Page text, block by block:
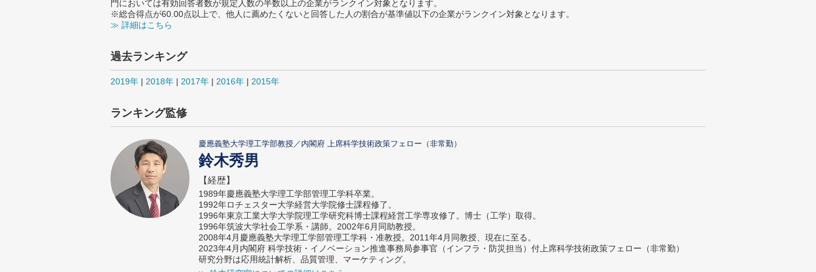
門においては有効回答者数が規定人数の半数以上の企業がランクイン対象となります。
※総合得点が60.00点以上で、他人に薦めたくないと回答した人の割合が基準値以下の企業がランクイン対象となります。
≫ 詳細はこちら
過去ランキング
2019年 | 2018年 | 2017年 | 2016年 | 2015年
ランキング監修
慶應義塾大学理工学部教授／内閣府 上席科学技術政策フェロー（非常勤）
鈴木秀男
【経歴】
1989年慶應義塾大学理工学部管理工学科卒業。
1992年ロチェスター大学経営大学院修士課程修了。
1996年東京工業大学大学院理工学研究科博士課程経営工学専攻修了。博士（工学）取得。
1996年筑波大学社会工学系・講師。2002年6月同助教授。
2008年4月慶應義塾大学理工学部管理工学科・准教授。2011年4月同教授、現在に至る。
2023年4月内閣府 科学技術・イノベーション推進事務局参事官（インフラ・防災担当）付上席科学技術政策フェロー（非常勤）
研究分野は応用統計解析、品質管理、マーケティング。